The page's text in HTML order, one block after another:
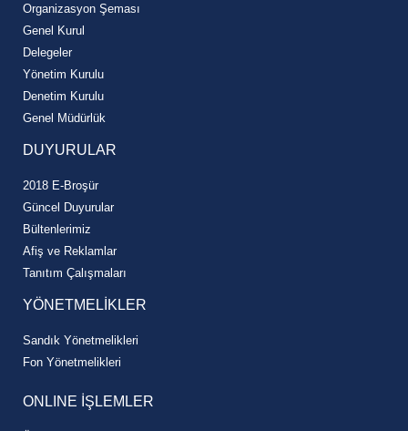
Organizasyon Şeması
Genel Kurul
Delegeler
Yönetim Kurulu
Denetim Kurulu
Genel Müdürlük
DUYURULAR
2018 E-Broşür
Güncel Duyurular
Bültenlerimiz
Afiş ve Reklamlar
Tanıtım Çalışmaları
YÖNETMELİKLER
Sandık Yönetmelikleri
Fon Yönetmelikleri
ONLINE İŞLEMLER